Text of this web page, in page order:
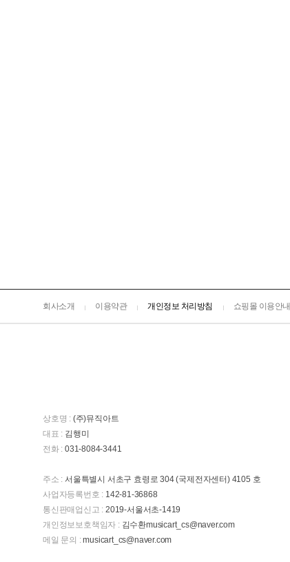
회사소개 이용약관 개인정보 처리방침 쇼핑몰 이용안내
상호명 : (주)뮤직아트
대표 : 김행미
전화 : 031-8084-3441
주소 : 서울특별시 서초구 효령로 304 (국제전자센터) 4105 호
사업자등록번호 : 142-81-36868
통신판매업신고 :2019-서울서초-1419
개인정보보호책임자 :김수환musicart_cs@naver.com
메일 문의 :musicart_cs@naver.com